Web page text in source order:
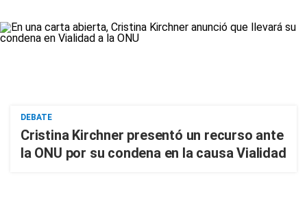
DEBATE
Cristina Kirchner presentó un recurso ante
la ONU por su condena en la causa Vialidad